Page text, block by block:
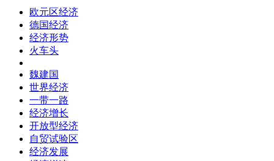
欧元区经济
德国经济
经济形势
火车头
魏建国
世界经济
一带一路
经济增长
开放型经济
自贸试验区
经济发展